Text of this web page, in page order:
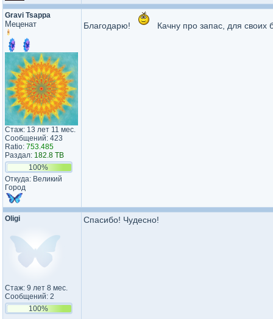
Gravi Tsappa
Меценат
Стаж: 13 лет 11 мес.
Сообщений: 423
Ratio: 753.485
Раздал: 182.8 TB
100%
Откуда: Великий
Город
Благодарю! Качну про запас, для
Oligi
Стаж: 9 лет 8 мес.
Сообщений: 2
100%
Спасибо! Чудесно!